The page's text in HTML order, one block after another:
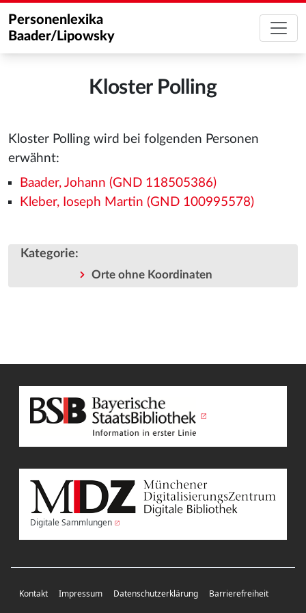
Personenlexika
Baader/Lipowsky
Kloster Polling
Kloster Polling wird bei folgenden Personen
erwähnt:
Baader, Johann (GND 118505386)
Kleber, Ioseph Martin (GND 100995578)
Kategorie:
Orte ohne Koordinaten
Digitale Sammlungen
Kontakt Impressum Datenschutzerklärung Barrierefreiheit